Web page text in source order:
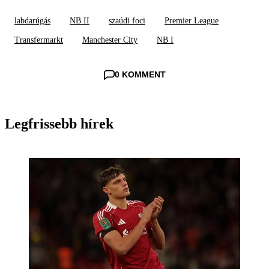
labdarúgás NB II szaúdi foci Premier League
Transfermarkt Manchester City NB I
0 KOMMENT
Legfrissebb hírek